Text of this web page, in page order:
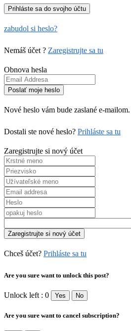
zabudol si heslo?
Nemáš účet ? Zaregistrujte sa tu
Obnova hesla
Nové heslo vám bude zaslané e-mailom.
Dostali ste nové heslo? Prihláste sa tu
Zaregistrujte si nový účet
Chceš účet? Prihláste sa tu
Are you sure want to unlock this post?
Unlock left : 0 Yes No
Are you sure want to cancel subscription?